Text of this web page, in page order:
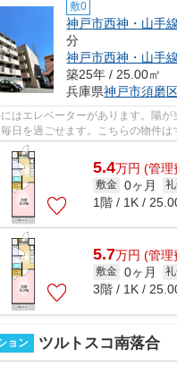
敷0
神戸市西神・山手線
分
神戸市西神・山手線
築25年 / 25.00㎡
兵庫県神戸市須磨
はエレベーターがあります。陽が
日を過ごせます。こちらの物件
可能な、魅力的な駅近物...
5.4万円 (管理
敷金 0ヶ月
1階 / 1K /
5.7万円 (管理
敷金 0ヶ月
3階 / 1K /
ョン ツルトスコ南落合